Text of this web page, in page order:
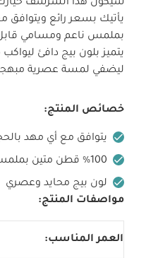
سيكون هذا الشرشف
بملمس ناعم ومسامي
يتميز بلون بيج دافئ
ليضفي لمسة عصرية
خصائص المنتج:
يتوافق مع أي مهد
100‏‏%‏ قطن متين بملمس ناعم ومسامي
لون بيج محايد وعصري
مواصفات المنتج:
العمر المناسب: